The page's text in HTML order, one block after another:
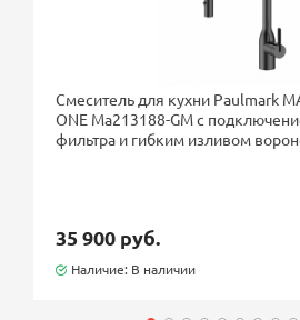
Смеситель для кухни Paulmark
ONE Ma213188-GM с
фильтра и гибким изливом
35 900 руб.
Наличие: В наличии